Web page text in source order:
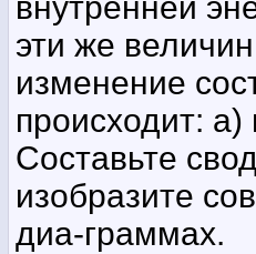
внутренней
эти же
изменение
происходит:
Составьте
изобразите
диа-граммах.